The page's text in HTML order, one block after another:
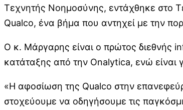
Τεχνητής Νοημοσύνης, εντάχθηκε στο
Qualco, ένα βήμα που αντηχεί με την
Ο κ. Μάργαρης είναι ο πρώτος διεθνής
κατάταξης από την Onalytica, ενώ είναι
«Η αφοσίωση της Qualco στην
στοχεύουμε να οδηγήσουμε τις